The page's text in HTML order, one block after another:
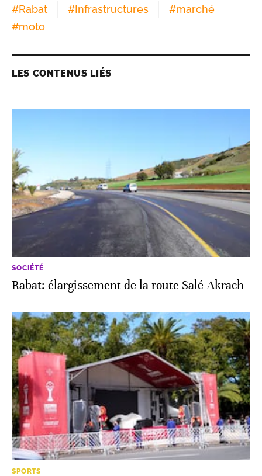
#Rabat #Infrastructures #marché
#moto
LES CONTENUS LIÉS
SOCIÉTÉ
Rabat: élargissement de la route Salé-Akrach
SPORTS